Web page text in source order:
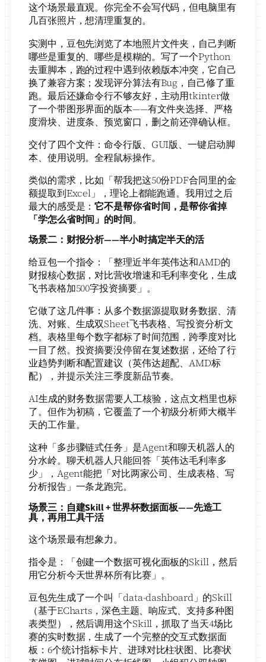
这个场景最直观。你完全不会写代码，但电脑里有
几百张照片，想清理重复的。
实测中，豆包先浏览了本地照片文件夹，自己判断
哪些是重复的、哪些是模糊的。写了一个Python
去重脚本，跑的过程中遇到依赖版本冲突，它自己
换了兼容方案；发现评分算法有Bug，自己修了重
跑。最后还嫌命令行不够友好，主动用tkinter做
了一个带图形界面的版本——有文件夹选择、严格
度滑块、进度条、预览窗口，删之前还弹确认框。
交付了四个文件：命令行版、GUI版、一键启动脚
本、使用说明。全程鼠标操作。
类似的需求，比如「帮我把这50份PDF合同里的金
额提取到Excel」，理论上都能跑通。我用过之后
最大的感受是：它不是帮你省时间，是帮你省掉
「学怎么省时间」的时间。
场景二：财报分析——半小时搞定半天的活
给豆包一个指令：「整理近半年英伟达和AMD的
财报核心数据，对比营收增速和毛利率变化，生成
飞书表格加500字投资摘要」。
它做了这几件事：从多个数据源提取财务数据、清
洗、对账、生成双Sheet飞书表格、写投资分析文
档。表格里每个数字都标了时间范围，跨季度对比
一目了然。投资摘要没停留在复述数据，还给了行
业趋势判断和配置建议（英伟达超配、AMD标
配），并提示关注三季度新品节奏。
AI生成的财务数据需要人工核验，这点文档里也标
了。但作为初稿，它覆盖了一个初级分析师大概半
天的工作量。
这种「多步骤链式任务」是Agent和聊天机器人的
分水岭。聊天机器人只能回答「英伟达毛利率多
少」，Agent能把「对比两家公司、生成表格、写
分析报告」一条龙跑完。
场景三：自建Skill + 世界杯数据面板——先造工
具，再用工具干活
这个场景最有想象力。
指令是：「创建一个数据可视化面板的Skill，然后
用它分析今天世界杯所有比赛」。
豆包先生成了一个叫「data-dashboard」的Skill
（基于ECharts，深色主题、响应式、支持多种图
表类型），然后调用这个Skill，抓取了当天4场比
赛的实时数据，生成了一个完整的交互式数据面
板：6个统计指标卡片、进球对比柱状图、比赛状